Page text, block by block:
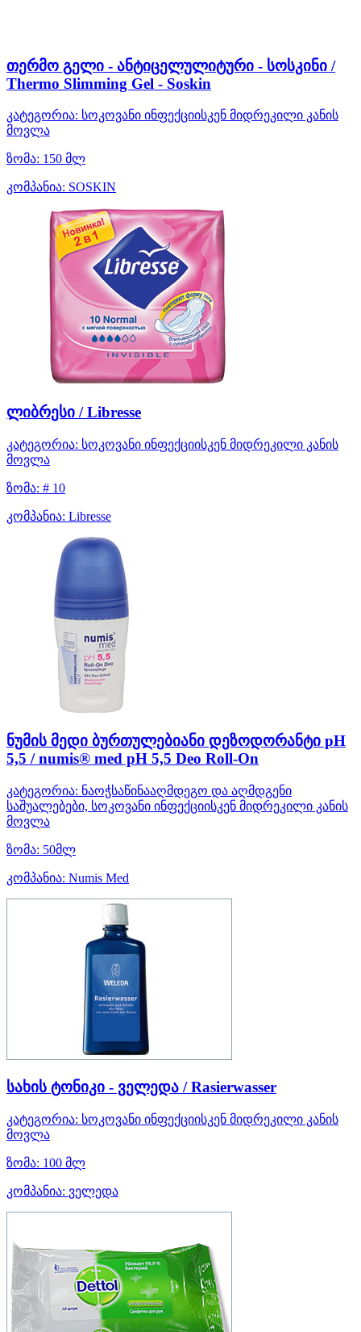
თერმო გელი - ანტიცელულიტური - სოსკინი /
Thermo Slimming Gel - Soskin
კატეგორია: სოკოვანი ინფექციისკენ მიდრეკილი კანის
მოვლა
ზომა: 150 მლ
კომპანია: SOSKIN
ლიბრესი / Libresse
კატეგორია: სოკოვანი ინფექციისკენ მიდრეკილი კანის
მოვლა
ზომა: # 10
კომპანია: Libresse
ნუმის მედი ბურთულებიანი დეზოდორანტი pH
5,5 / numis® med pH 5,5 Deo Roll-On
კატეგორია: ნაოჭსაწინააღმდეგო და აღმდგენი
საშუალებები, სოკოვანი ინფექციისკენ მიდრეკილი კანის
მოვლა
ზომა: 50მლ
კომპანია: Numis Med
სახის ტონიკი - ველედა / Rasierwasser
კატეგორია: სოკოვანი ინფექციისკენ მიდრეკილი კანის
მოვლა
ზომა: 100 მლ
კომპანია: ველედა